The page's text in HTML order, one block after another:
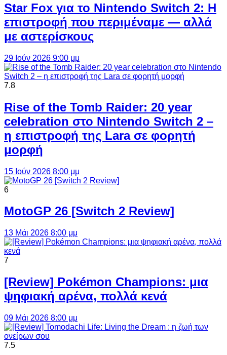
Star Fox για το Nintendo Switch 2: Η
επιστροφή που περιμέναμε — αλλά
με αστερίσκους
29 Ιούν 2026 9:00 μμ
7.8
Rise of the Tomb Raider: 20 year
celebration στο Nintendo Switch 2 –
η επιστροφή της Lara σε φορητή
μορφή
15 Ιούν 2026 8:00 μμ
6
MotoGP 26 [Switch 2 Review]
13 Μάι 2026 8:00 μμ
7
[Review] Pokémon Champions: μια
ψηφιακή αρένα, πολλά κενά
09 Μάι 2026 8:00 μμ
7.5